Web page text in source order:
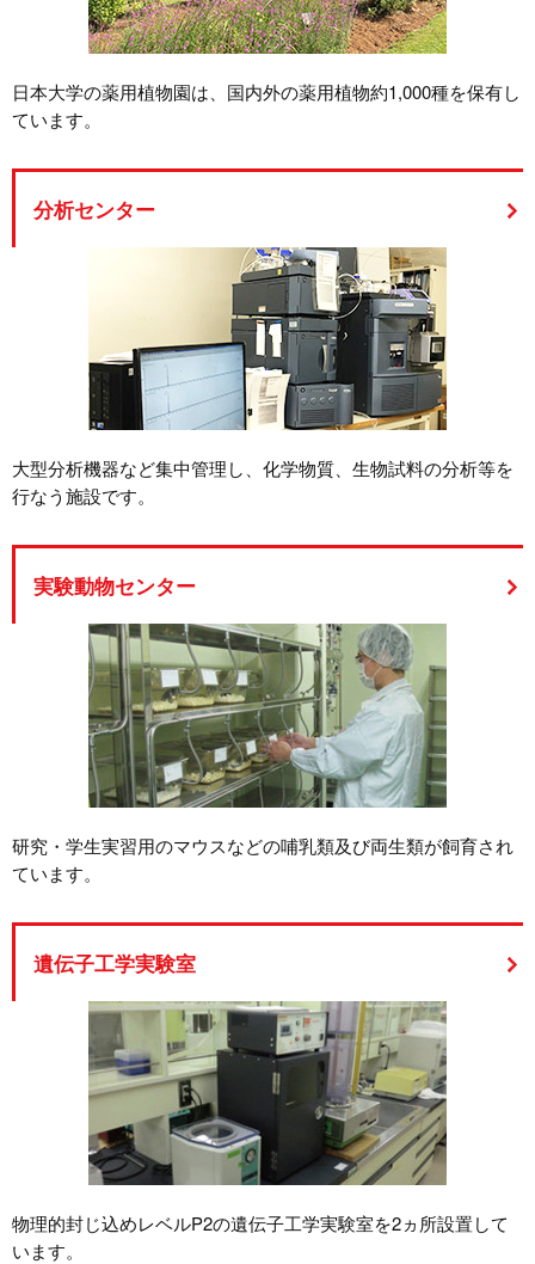
日本大学の薬用植物園は、国内外の薬用植物約1,000種を保有し
ています。
分析センター
大型分析機器など集中管理し、化学物質、生物試料の分析等を
行なう施設です。
実験動物センター
研究・学生実習用のマウスなどの哺乳類及び両生類が飼育され
ています。
遺伝子工学実験室
物理的封じ込めレベルP2の遺伝子工学実験室を2ヵ所設置して
います。